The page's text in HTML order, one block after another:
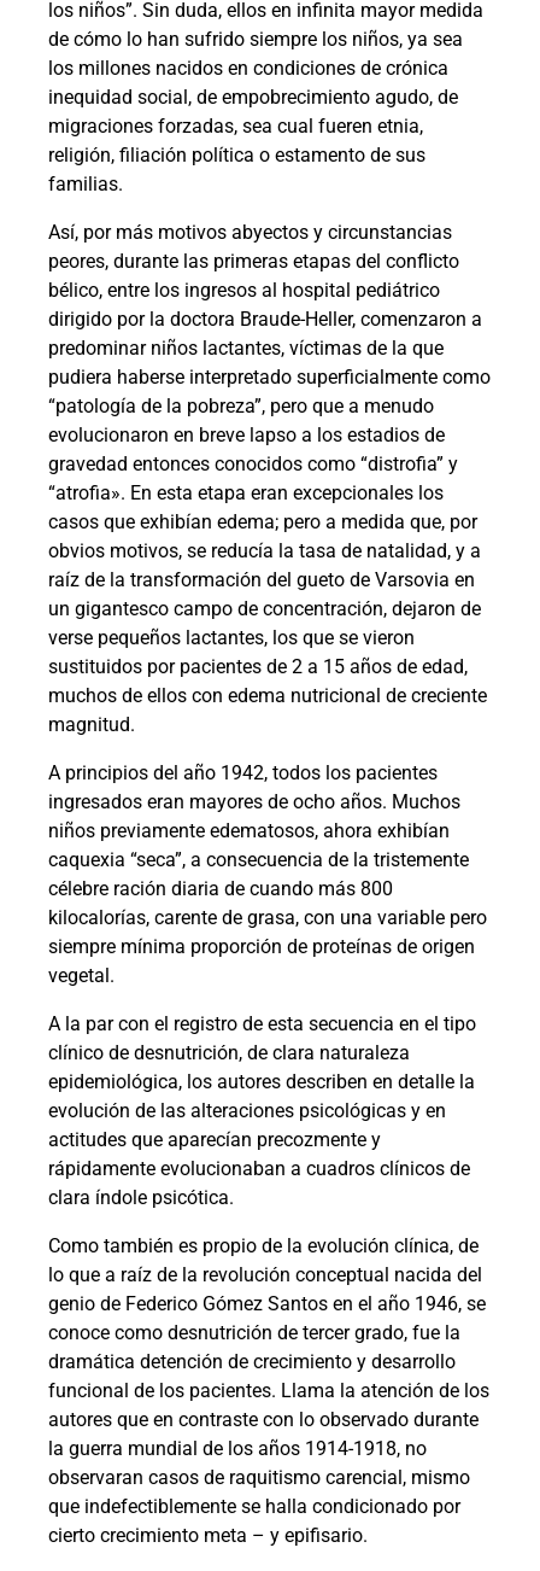
los niños”. Sin duda, ellos en infinita mayor medida
de cómo lo han sufrido siempre los niños, ya sea
los millones nacidos en condiciones de crónica
inequidad social, de empobrecimiento agudo, de
migraciones forzadas, sea cual fueren etnia,
religión, filiación política o estamento de sus
familias.
Así, por más motivos abyectos y circunstancias
peores, durante las primeras etapas del conflicto
bélico, entre los ingresos al hospital pediátrico
dirigido por la doctora Braude-Heller, comenzaron a
predominar niños lactantes, víctimas de la que
pudiera haberse interpretado superficialmente como
“patología de la pobreza”, pero que a menudo
evolucionaron en breve lapso a los estadios de
gravedad entonces conocidos como “distrofia” y
“atrofia». En esta etapa eran excepcionales los
casos que exhibían edema; pero a medida que, por
obvios motivos, se reducía la tasa de natalidad, y a
raíz de la transformación del gueto de Varsovia en
un gigantesco campo de concentración, dejaron de
verse pequeños lactantes, los que se vieron
sustituidos por pacientes de 2 a 15 años de edad,
muchos de ellos con edema nutricional de creciente
magnitud.
A principios del año 1942, todos los pacientes
ingresados eran mayores de ocho años. Muchos
niños previamente edematosos, ahora exhibían
caquexia “seca”, a consecuencia de la tristemente
célebre ración diaria de cuando más 800
kilocalorías, carente de grasa, con una variable pero
siempre mínima proporción de proteínas de origen
vegetal.
A la par con el registro de esta secuencia en el tipo
clínico de desnutrición, de clara naturaleza
epidemiológica, los autores describen en detalle la
evolución de las alteraciones psicológicas y en
actitudes que aparecían precozmente y
rápidamente evolucionaban a cuadros clínicos de
clara índole psicótica.
Como también es propio de la evolución clínica, de
lo que a raíz de la revolución conceptual nacida del
genio de Federico Gómez Santos en el año 1946, se
conoce como desnutrición de tercer grado, fue la
dramática detención de crecimiento y desarrollo
funcional de los pacientes. Llama la atención de los
autores que en contraste con lo observado durante
la guerra mundial de los años 1914-1918, no
observaran casos de raquitismo carencial, mismo
que indefectiblemente se halla condicionado por
cierto crecimiento meta – y epifisario.